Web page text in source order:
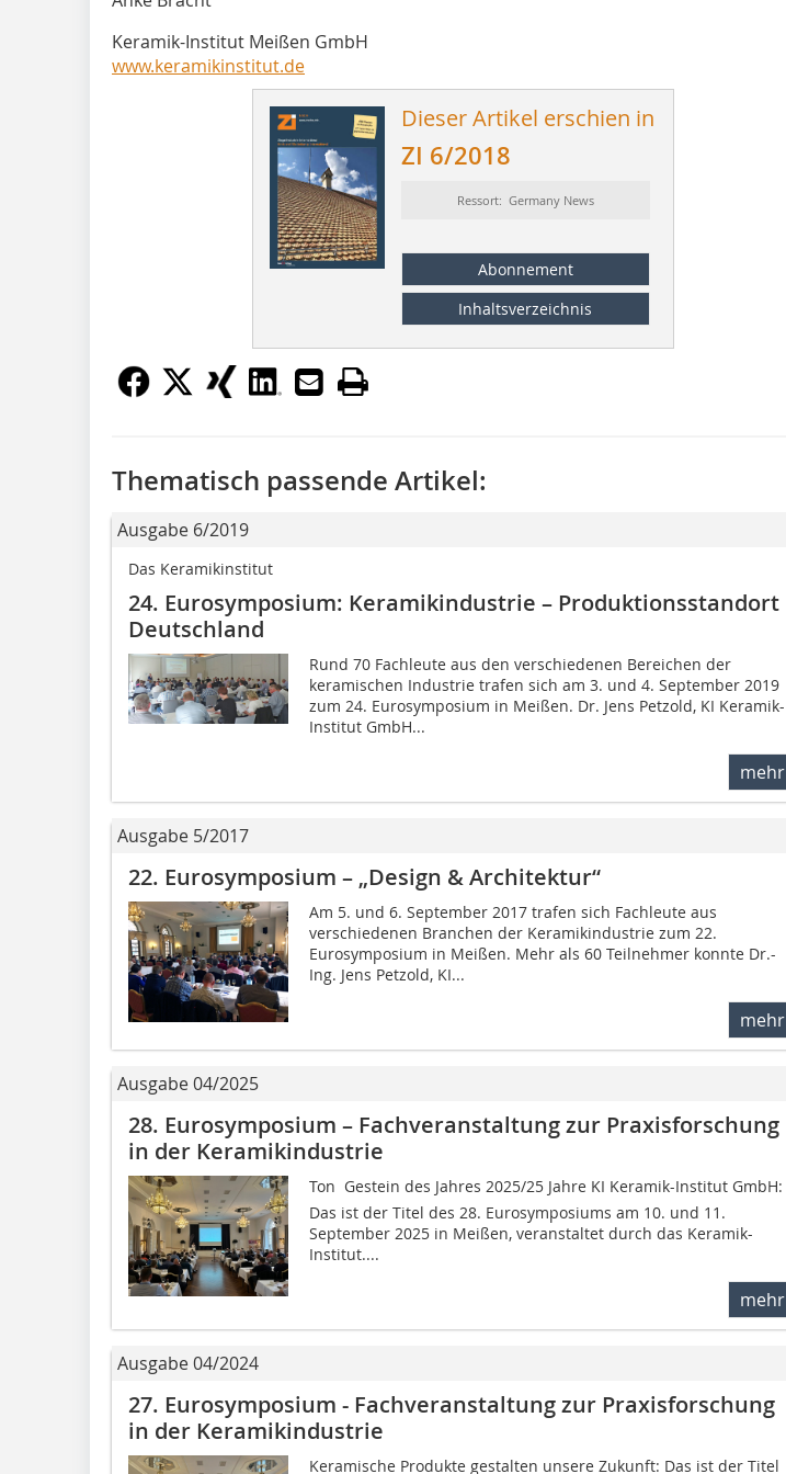
Keramik-Institut Meißen GmbH
www.keramikinstitut.de
Dieser Artikel erschien in
ZI 6/2018
Ressort: Germany News
Abonnement
Inhaltsverzeichnis
Thematisch passende Artikel:
Ausgabe 6/2019
Das Keramikinstitut
24. Eurosymposium: Keramikindustrie – Produktionsstandort
Deutschland
Rund 70 Fachleute aus den verschiedenen Bereichen der
keramischen Industrie trafen sich am 3. und 4. September 2019
zum 24. Eurosymposium in Meißen. Dr. Jens Petzold, KI Keramik-
Institut GmbH...
mehr
Ausgabe 5/2017
22. Eurosymposium – „Design & Architektur“
Am 5. und 6. September 2017 trafen sich Fachleute aus
verschiedenen Branchen der Keramikindustrie zum 22.
Eurosymposium in Meißen. Mehr als 60 Teilnehmer konnte Dr.-
Ing. Jens Petzold, KI...
mehr
Ausgabe 04/2025
28. Eurosymposium – Fachveranstaltung zur Praxisforschung
in der Keramikindustrie
Ton  Gestein des Jahres 2025/25 Jahre KI Keramik-Institut GmbH:
Das ist der Titel des 28. Eurosymposiums am 10. und 11.
September 2025 in Meißen, veranstaltet durch das Keramik-
Institut....
mehr
Ausgabe 04/2024
27. Eurosymposium - Fachveranstaltung zur Praxisforschung
in der Keramikindustrie
Keramische Produkte gestalten unsere Zukunft: Das ist der Titel